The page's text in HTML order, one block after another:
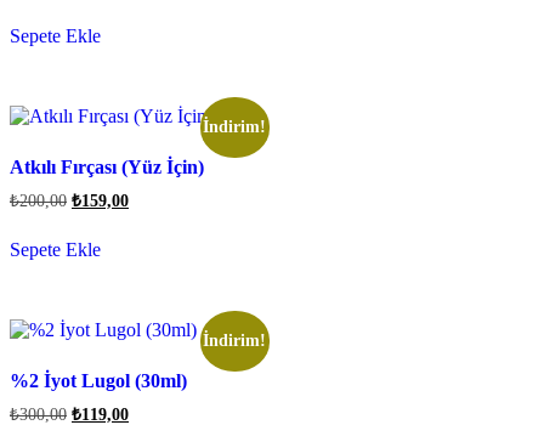
Sepete Ekle
İndirim!
Atkılı Fırçası (Yüz İçin)
₺200,00 ₺159,00
Sepete Ekle
İndirim!
%2 İyot Lugol (30ml)
₺300,00 ₺119,00